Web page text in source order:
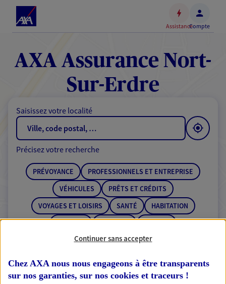
Accéder
contenu
principal
Accéder
au
de
AssistanceCompte
AXA Assurance Nort-
Sur-Erdre
Saisissez votre localité
RECHERCHER
Précisez votre recherche
PRÉVOYANCE
PROFESSIONNELS ET ENTREPRISE
VÉHICULES
PRÊTS ET CRÉDITS
VOYAGES ET LOISIRS
SANTÉ
HABITATION
ÉPARGNE
RETRAITE BANQUE
Continuer sans accepter
Chez AXA nous nous engageons à être transparents
sur nos garanties, sur nos cookies et traceurs !